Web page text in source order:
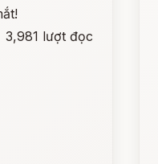
3,981 lượt đọc